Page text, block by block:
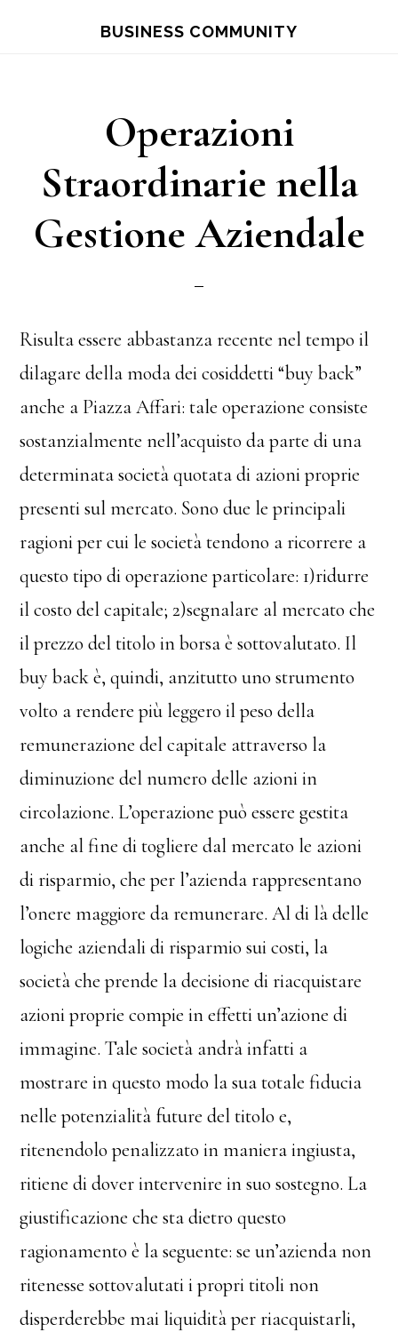
BUSINESS COMMUNITY
Operazioni
Straordinarie nella
Gestione Aziendale
Risulta essere abbastanza recente nel tempo il
dilagare della moda dei cosiddetti “buy back”
anche a Piazza Affari: tale operazione consiste
sostanzialmente nell’acquisto da parte di una
determinata società quotata di azioni proprie
presenti sul mercato. Sono due le principali
ragioni per cui le società tendono a ricorrere a
questo tipo di operazione particolare: 1)ridurre
il costo del capitale; 2)segnalare al mercato che
il prezzo del titolo in borsa è sottovalutato. Il
buy back è, quindi, anzitutto uno strumento
volto a rendere più leggero il peso della
remunerazione del capitale attraverso la
diminuzione del numero delle azioni in
circolazione. L’operazione può essere gestita
anche al fine di togliere dal mercato le azioni
di risparmio, che per l’azienda rappresentano
l’onere maggiore da remunerare. Al di là delle
logiche aziendali di risparmio sui costi, la
società che prende la decisione di riacquistare
azioni proprie compie in effetti un’azione di
immagine. Tale società andrà infatti a
mostrare in questo modo la sua totale fiducia
nelle potenzialità future del titolo e,
ritenendolo penalizzato in maniera ingiusta,
ritiene di dover intervenire in suo sostegno. La
giustificazione che sta dietro questo
ragionamento è la seguente: se un’azienda non
ritenesse sottovalutati i propri titoli non
disperderebbe mai liquidità per riacquistarli,